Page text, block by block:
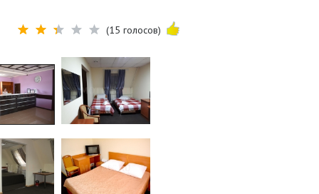
(15 голосов)